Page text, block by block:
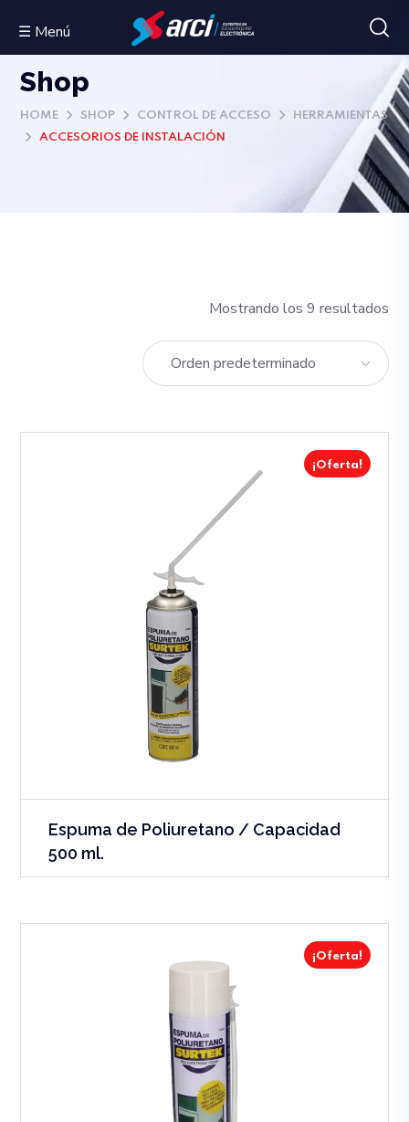
☰ Menú
Shop
HOME SHOP CONTROL DE ACCESO
HERRAMIENTAS
ACCESORIOS DE INSTALACIÓN
Mostrando los 9 resultados
¡Oferta!
Espuma de Poliuretano / Capacidad
500 ml.
¡Oferta!